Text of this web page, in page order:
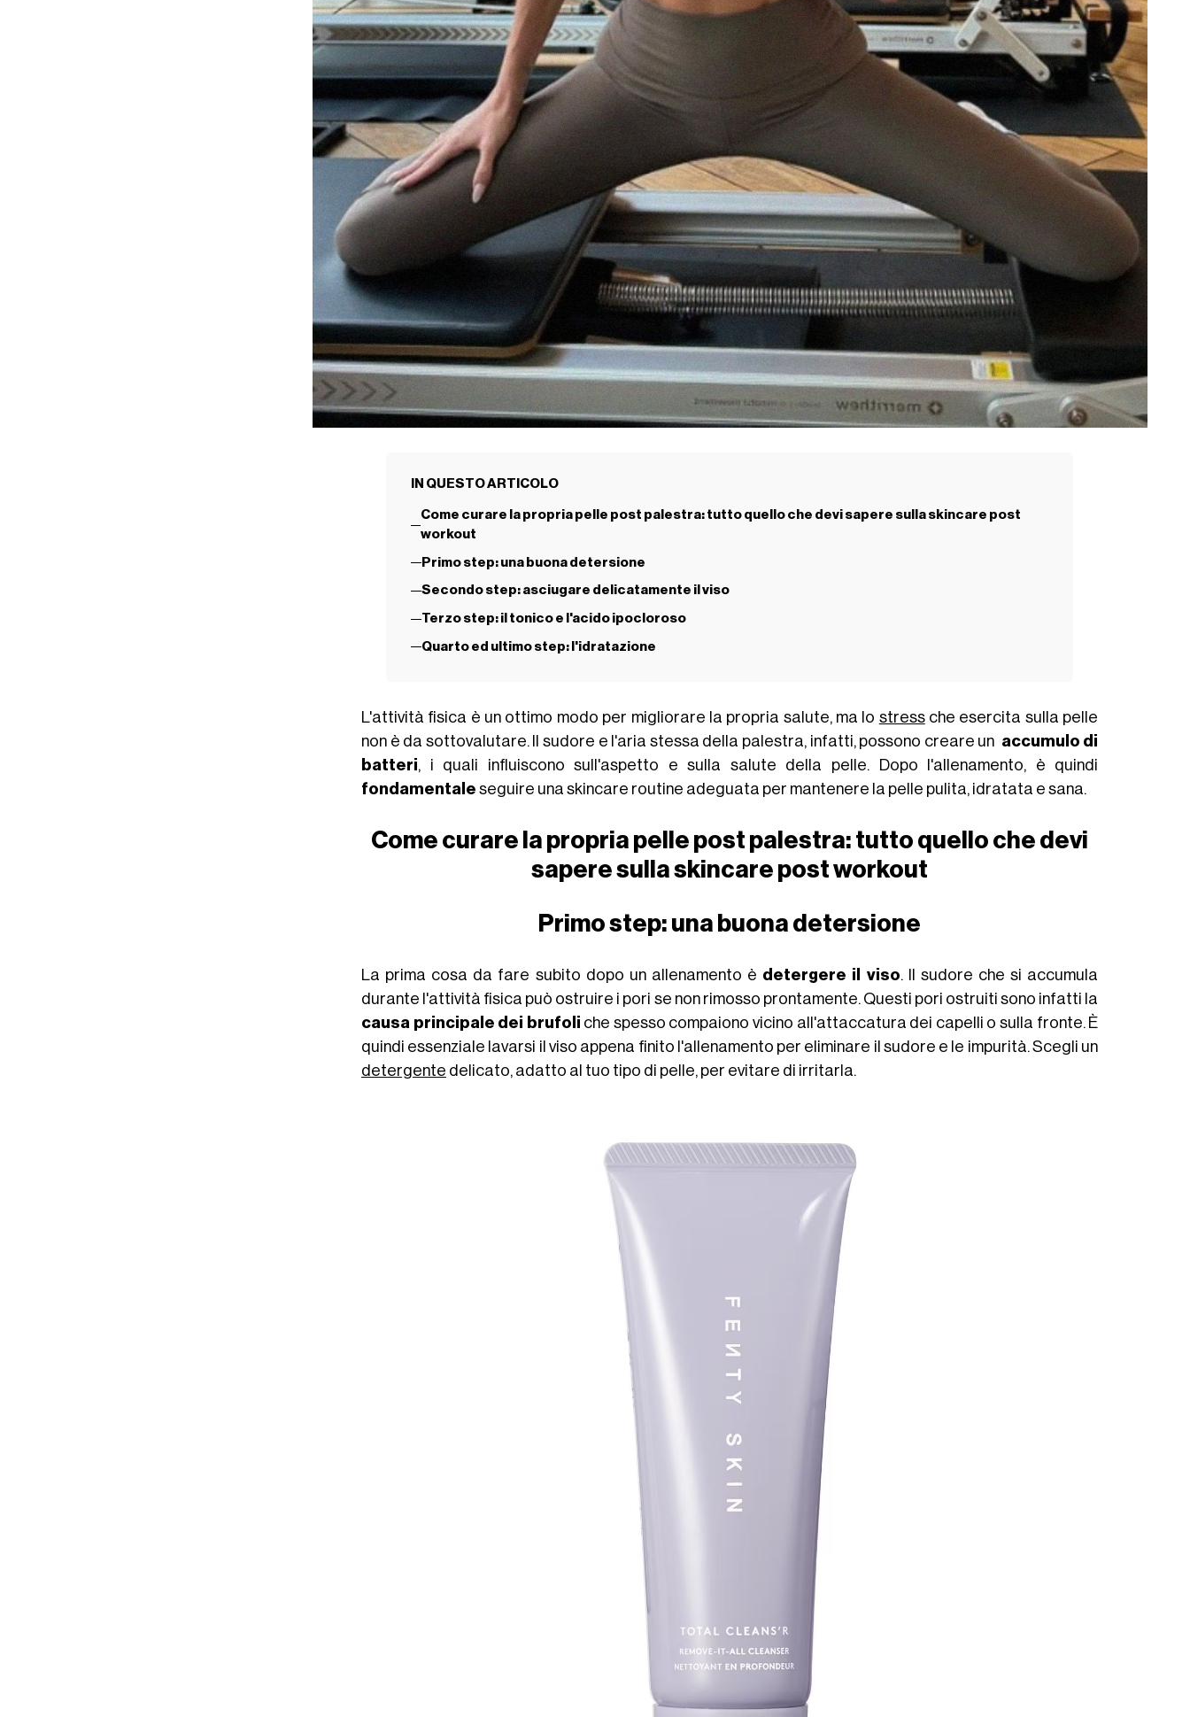
IN QUESTO ARTICOLO
Come curare la propria pelle post palestra: tutto quello che devi sapere sulla skincare post
workout
Primo step: una buona detersione
Secondo step: asciugare delicatamente il viso
Terzo step: il tonico e l'acido ipocloroso
Quarto ed ultimo step: l'idratazione
L'attività fisica è un ottimo modo per migliorare la propria salute, ma lo stressche esercita sulla pelle
non è da sottovalutare. Il sudore e l'aria stessa della palestra, infatti, possono creare un accumulo di
batteri, i quali influiscono sull'aspetto e sulla salute della pelle. Dopo l'allenamento, è quindi
fondamentale seguire una skincare routine adeguata per mantenere la pelle pulita, idratata e sana.
Come curare la propria pelle post palestra: tutto quello che devi
sapere sulla skincare post workout
Primo step: una buona detersione
La prima cosa da fare subito dopo un allenamento è detergere il viso. Il sudore che si accumula
durante l'attività fisica può ostruire i pori se non rimosso prontamente. Questi pori ostruiti sono infatti la
causa principale dei brufoli che spesso compaiono vicino all'attaccatura dei capelli o sulla fronte. È
quindi essenziale lavarsi il viso appena finito l'allenamento per eliminare il sudore e le impurità. Scegli un
detergente delicato, adatto al tuo tipo di pelle, per evitare di irritarla.